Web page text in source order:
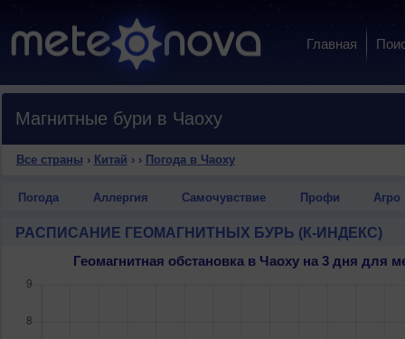
Главная
Магнитные бури в Чаоху
Все страны › Китай › › Погода в Чаоху
Погода Аллергия Самочувствие Профи Агро
РАСПИСАНИЕ ГЕОМАГНИТНЫХ БУРЬ (К-ИНДЕКС)
Геомагнитная обстановка в Чаоху на 3 дня для